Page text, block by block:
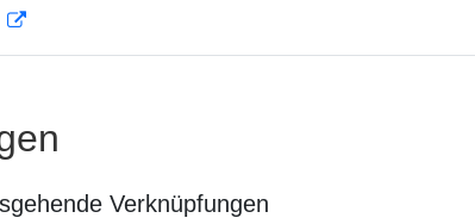
Verknüpfungen